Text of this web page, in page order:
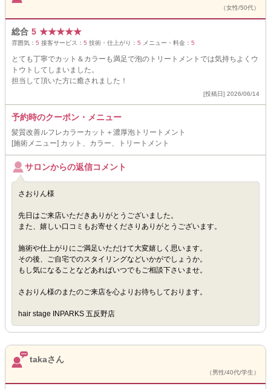
（女性/50代）
総合 5 ★★★★★
雰囲気： 5 接客サービス： 5 技術・仕上がり： 5 メニュー・料金： 5
とても丁寧でカット＆カラーも満足で泡のトリートメントでは気持ちよくウ
トウトしてしまいました。
担当して頂いた方に癒されました！
[投稿日] 2026/06/14
予約時のクーポン・メニュー
髪質改善ルフレカラーカット＋濃厚泡トリートメント
[施術メニュー] カット、カラー、トリートメント
サロンからの返信コメント
さおりん様
先日はご来店いただきありがとうございました。
また、嬉しい口コミもお寄せくださりありがとうございます。
施術や仕上がりにご満足いただけて大変嬉しく思います。
その後、ご自宅でのスタイリングなどいかがでしょうか。
もし気になることなどあればいつでもご相談下さいませ。
さおりん様のまたのご来店を心よりお待ちしております。
hair stage INPARKS 五反野店
takaさん
（男性/40代/学生）